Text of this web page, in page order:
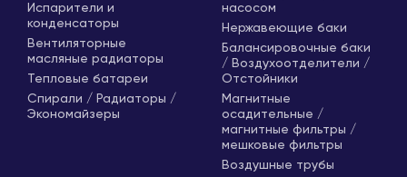
Испарители и
конденсаторы
Вентиляторные
масляные радиаторы
Тепловые батареи
Спирали / Радиаторы /
Экономайзеры
насосом
Нержавеющие баки
Балансировочные баки
/ Воздухоотделители /
Отстойники
Магнитные
осадительные /
магнитные фильтры /
мешковые фильтры
Воздушные трубы